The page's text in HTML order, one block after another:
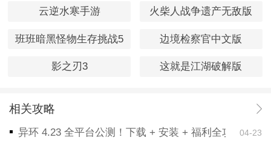
云逆水寒手游 火柴人战争遗产无敌版
班班暗黑怪物生存挑战5 边境检察官中文版
影之刃3 这就是江湖破解版
相关攻略
异环 4.23 全平台公测！下载 + 安装 + 福利全攻略，一
04-23